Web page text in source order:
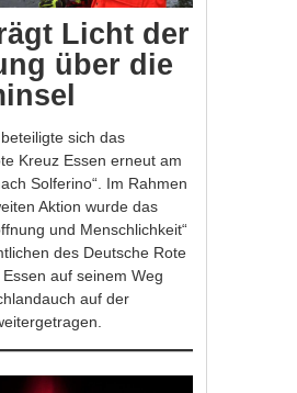
Licht der
über die
sich das
Kreuz Essen erneut am
Solferino“. Im Rahmen
Aktion wurde das
und Menschlichkeit“
des Deutsche Rote
auf seinem Weg
auf der